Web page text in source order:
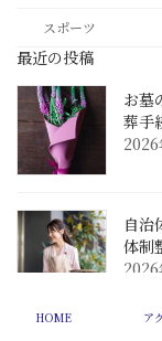
スポーツ
最近の投稿
お墓
葬手
自治
体制
HOME ア